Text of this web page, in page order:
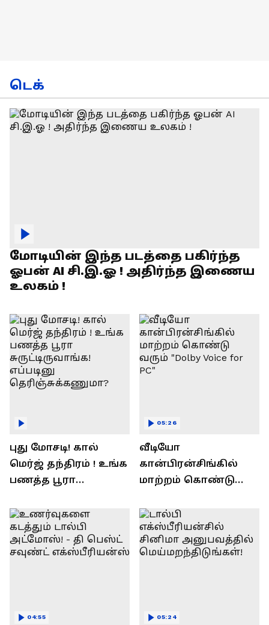
டெக்
மோடியின் இந்த படத்தை பகிர்ந்த
ஓபன் AI சி.இ.ஓ ! அதிர்ந்த இணைய
உலகம் !
புது மோசடி! கால்
மெர்ஜ் தந்திரம் ! உங்க
பணத்த பூரா
எப்படினு
தெரிஞ்சுக்கணுமா?
வீடியோ
கான்பிரன்சிங்கில்
மாற்றம் கொண்டு
PC"
05:26
04:55 05:24